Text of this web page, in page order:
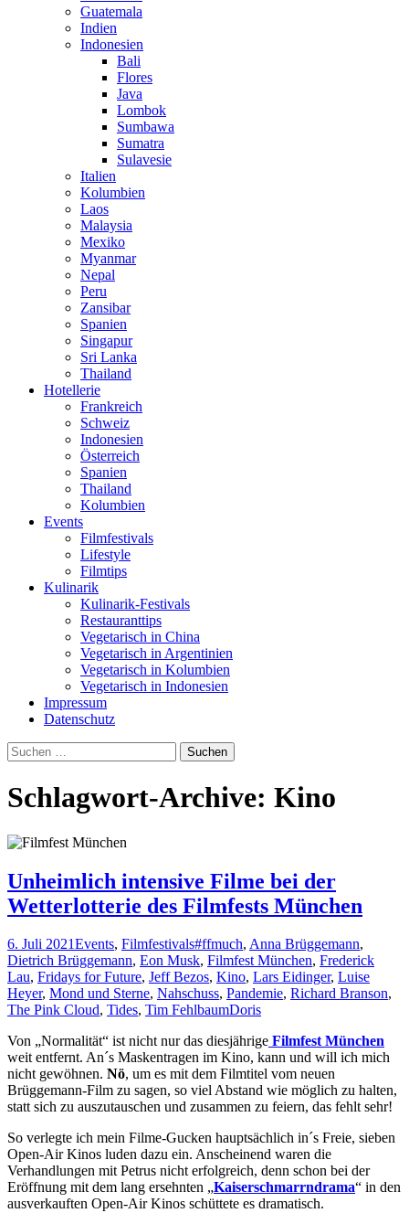
Guatemala
Indien
Indonesien
Bali
Flores
Java
Lombok
Sumbawa
Sumatra
Sulavesie
Italien
Kolumbien
Laos
Malaysia
Mexiko
Myanmar
Nepal
Peru
Zansibar
Spanien
Singapur
Sri Lanka
Thailand
Hotellerie
Frankreich
Schweiz
Indonesien
Österreich
Spanien
Thailand
Kolumbien
Events
Filmfestivals
Lifestyle
Filmtips
Kulinarik
Kulinarik-Festivals
Restauranttips
Vegetarisch in China
Vegetarisch in Argentinien
Vegetarisch in Kolumbien
Vegetarisch in Indonesien
Impressum
Datenschutz
Suchen
nach:
Schlagwort-Archive: Kino
Unheimlich intensive Filme bei der
Wetterlotterie des Filmfests München
6. Juli 2021Events, Filmfestivals#ffmuch, Anna Brüggemann,
Dietrich Brüggemann, Eon Musk, Filmfest München, Frederick
Lau, Fridays for Future, Jeff Bezos, Kino, Lars Eidinger, Luise
Heyer, Mond und Sterne, Nahschuss, Pandemie, Richard Branson,
The Pink Cloud, Tides, Tim FehlbaumDoris
Von „Normalität“ ist nicht nur das diesjährige Filmfest München
weit entfernt. An´s Maskentragen im Kino, kann und will ich mich
nicht gewöhnen. Nö, um es mit dem Filmtitel vom neuen
Brüggemann-Film zu sagen, so viel Abstand wie möglich zu halten,
statt sich zu auszutauschen und zusammen zu feiern, das fehlt sehr!
So verlegte ich mein Filme-Gucken hauptsächlich in´s Freie, sieben
Open-Air Kinos luden dazu ein. Anscheinend waren die
Verhandlungen mit Petrus nicht erfolgreich, denn schon bei der
Eröffnung mit dem lang ersehnten „Kaiserschmarrndrama“ in den
ausverkauften Open-Air Kinos schüttete es dramatisch.